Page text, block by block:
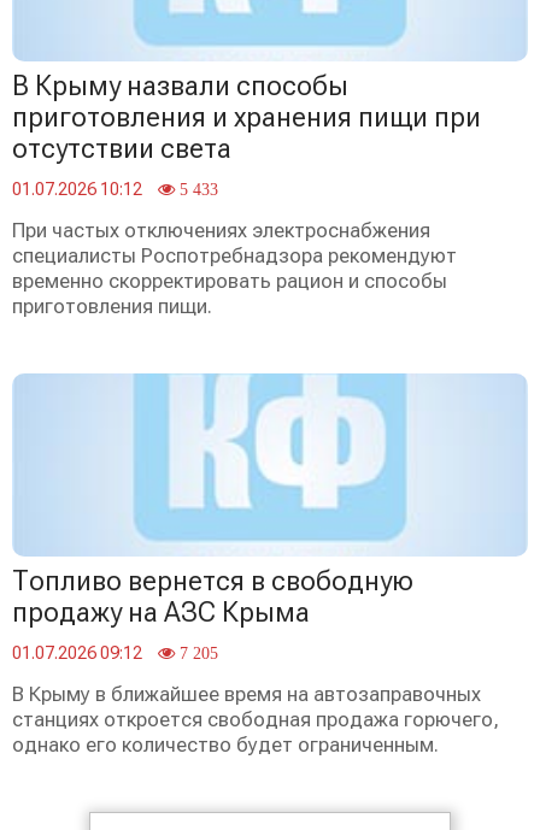
В Крыму назвали способы
приготовления и хранения пищи при
отсутствии света
01.07.2026 10:12 5 433
При частых отключениях электроснабжения
специалисты Роспотребнадзора рекомендуют
временно скорректировать рацион и способы
приготовления пищи.
Топливо вернется в свободную
продажу на АЗС Крыма
01.07.2026 09:12 7 205
В Крыму в ближайшее время на автозаправочных
станциях откроется свободная продажа горючего,
однако его количество будет ограниченным.